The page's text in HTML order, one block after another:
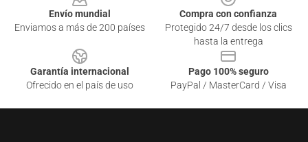
Envío mundial
Enviamos a más de 200 países
Compra con confianza
Protegido 24/7 desde los clics
hasta la entrega
Garantía internacional
Ofrecido en el país de uso
Pago 100% seguro
PayPal / MasterCard / Visa